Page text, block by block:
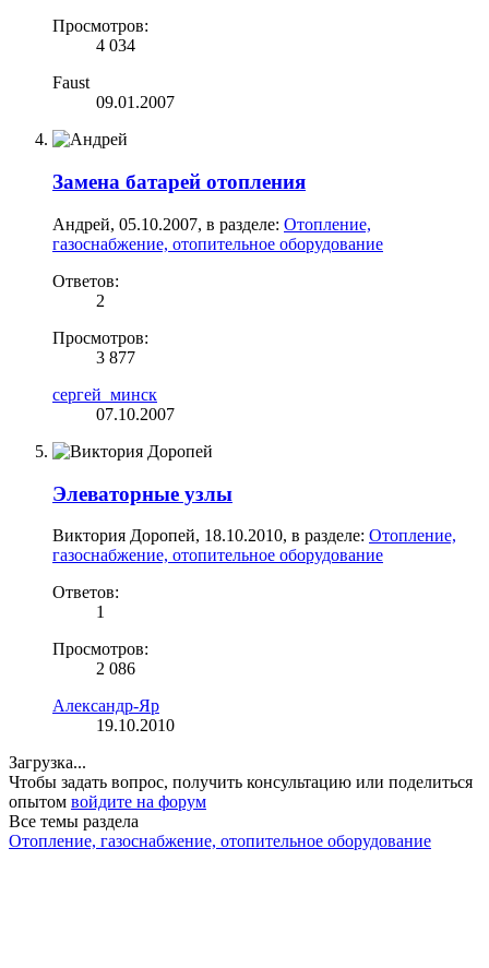
Просмотров:
4 034
Faust
09.01.2007
Замена батарей отопления
Андрей, 05.10.2007, в разделе: Отопление,
газоснабжение, отопительное оборудование
Ответов:
2
Просмотров:
3 877
сергей_минск
07.10.2007
Элеваторные узлы
Виктория Доропей, 18.10.2010, в разделе: Отопление,
газоснабжение, отопительное оборудование
Ответов:
1
Просмотров:
2 086
Александр-Яр
19.10.2010
Загрузка...
Чтобы задать вопрос, получить консультацию или поделиться
опытом войдите на форум
Все темы раздела
Отопление, газоснабжение, отопительное оборудование